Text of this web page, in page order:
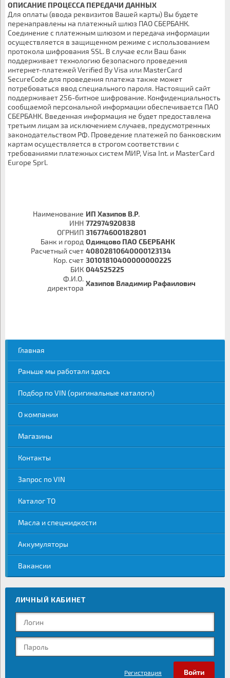
ОПИСАНИЕ ПРОЦЕССА ПЕРЕДАЧИ ДАННЫХ
Для оплаты (ввода реквизитов Вашей карты) Вы будете
перенаправлены на платежный шлюз ПАО СБЕРБАНК.
Соединение с платежным шлюзом и передача информации
осуществляется в защищенном режиме с использованием
протокола шифрования SSL. В случае если Ваш банк
поддерживает технологию безопасного проведения
интернет-платежей Verified By Visa или MasterCard
SecureCode для проведения платежа также может
потребоваться ввод специального пароля. Настоящий сайт
поддерживает 256-битное шифрование. Конфиденциальность
сообщаемой персональной информации обеспечивается ПАО
СБЕРБАНК. Введенная информация не будет предоставлена
третьим лицам за исключением случаев, предусмотренных
законодательством РФ. Проведение платежей по банковским
картам осуществляется в строгом соответствии с
требованиями платежных систем МИР, Visa Int. и MasterCard
Europe Sprl.
Наименование ИП Хазипов В.Р.
ИНН 772974920838
ОГРНИП 316774600182801
Банк и город Одинцово ПАО СБЕРБАНК
Расчетный счет 40802810640000123134
Кор. счет 30101810400000000225
БИК 044525225
Ф.И.О.
директора
Хазипов Владимир Рафаилович
Главная
Раньше мы работали здесь
Подбор по VIN (оригинальные каталоги)
О компании
Магазины
Контакты
Запрос по VIN
Каталог ТО
Масла и спецжидкости
Аккумуляторы
Вакансии
ЛИЧНЫЙ КАБИНЕТ
Регистрация